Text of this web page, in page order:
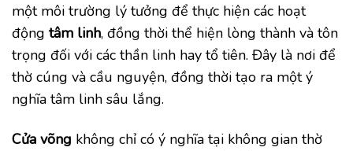
một môi trường lý tưởng để thực hiện các hoạt
động tâm linh, đồng thời thể hiện lòng thành và tôn
trọng đối với các thần linh hay tổ tiên. Đây là nơi để
thờ cúng và cầu nguyện, đồng thời tạo ra một ý
nghĩa tâm linh sâu lắng.
Cửa võng không chỉ có ý nghĩa tại không gian thờ